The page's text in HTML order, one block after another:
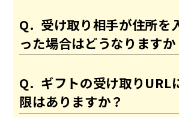
受け取り相手が住所を
った場合はどうなりますか
ギフトの受け取りURL
限はありますか？